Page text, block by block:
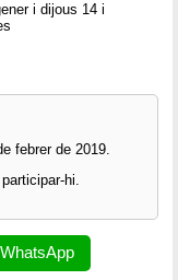
i dijous 14 i
febrer de 2019.
hi.
WhatsApp